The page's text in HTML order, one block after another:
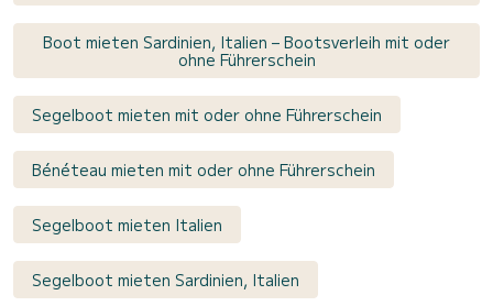
Boot mieten Sardinien, Italien – Bootsverleih mit oder
ohne Führerschein
Segelboot mieten mit oder ohne Führerschein
Bénéteau mieten mit oder ohne Führerschein
Segelboot mieten Italien
Segelboot mieten Sardinien, Italien